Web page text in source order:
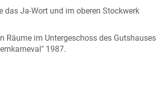
das Ja-Wort und im oberen Stockwerk
Räume im Untergeschoss des Gutshauses
1987.